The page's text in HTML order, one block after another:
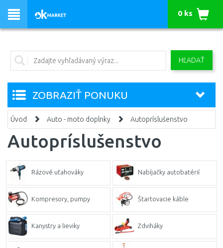
HĽADAŤ
0 ks
ZOBRAZIŤ PONUKU
Úvod Auto - moto doplnky Autopríslušenstvo
Autopríslušenstvo
Rázové uťahováky Nabíjačky autobatérií
Kompresory, pumpy Štartovacie káble
Kanystry a lieviky Zdviháky